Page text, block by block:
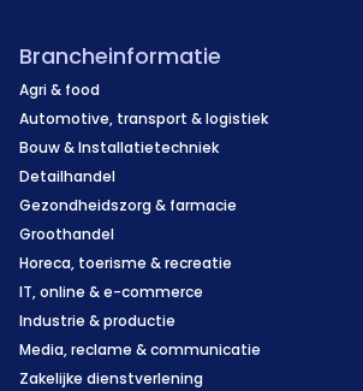
Brancheinformatie
Agri & food
Automotive, transport & logistiek
Bouw & Installatietechniek
Detailhandel
Gezondheidszorg & farmacie
Groothandel
Horeca, toerisme & recreatie
IT, online & e-commerce
Industrie & productie
Media, reclame & communicatie
Zakelijke dienstverlening